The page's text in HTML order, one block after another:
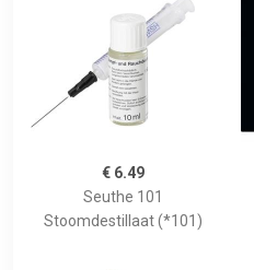
€ 6.49
Seuthe 101
Stoomdestillaat (*101)